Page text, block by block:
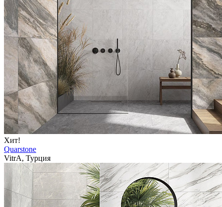
Хит!
Quarstone
VitrA, Турция